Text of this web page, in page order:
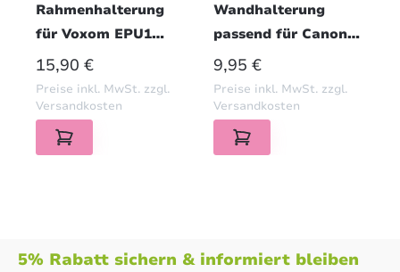
Rahmenhalterung
für Voxom EPU1
Elektrische
Luftpumpe
Flaschenhalter-
Montage PETG
Schwarz
REGULÄRER PREIS:
15,90 €
Preise inkl. MwSt. zzgl.
Versandkosten
Wandhalterung
passend für Canony
E-Bike Ladegerät
BC222360040 (42V /
4A) | PETG Schwarz
REGULÄRER PREIS:
9,95 €
Preise inkl. MwSt. zzgl.
Versandkosten
5% Rabatt sichern & informiert bleiben